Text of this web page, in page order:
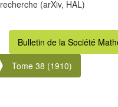
recherche (arXiv, HAL)
Bulletin de la Société
Tome 38 (1910)